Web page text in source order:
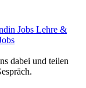
Jobs Lehre &
dabei und teilen